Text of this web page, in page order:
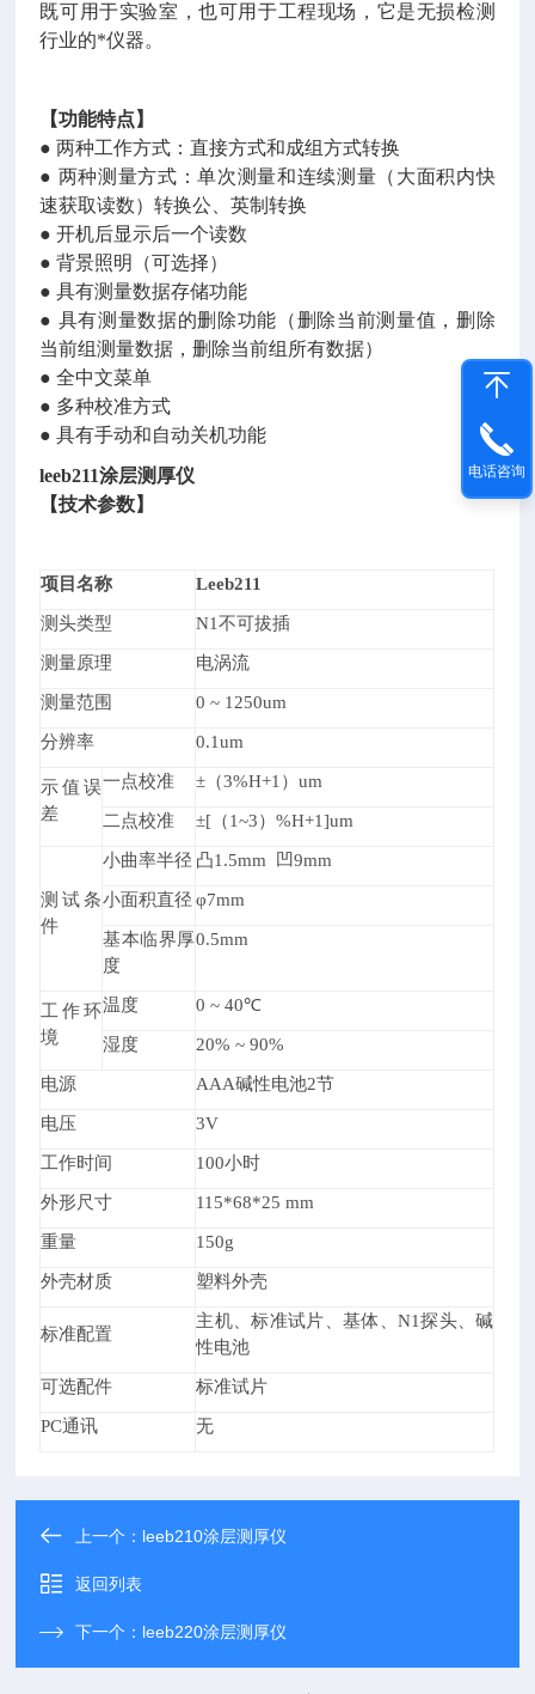
既可用于实验室，也可用于工程现场，它是无损检测
行业的*仪器。
【功能特点 】
●两种工作方式：直接方式和成组方式转换
● 两种测量方式：单次测量和连续测量（大面积内快
速获取读数）转换公、英制转换
● 开机后显示后一个读数
● 背景照明（可选择）
● 具有测量数据存储功能
● 具有测量数据的删除功能（删除当前测量值，删除
当前组测量数据，删除当前组所有数据）
● 全中文菜单
● 多种校准方式
● 具有手动和自动关机功能
leeb211涂层测厚仪
【技术参数】
项目名称 Leeb211
测头类型 N1不可拔插
测量原理 电涡流
测量范围 0~ 1250um
分辨率 0.1um
示值误
差
一点校准 ±（3%H+1）um
二点校准 ±[（1~3）%H+1]um
测试条
件
小曲率半径 凸1.5mm 凹9mm
小面积直径 φ7mm
基本临界厚
度
0.5mm
工作环
境
温度 0~ 40℃
湿度 20%~ 90%
电源 AAA碱性电池2节
电压 3V
工作时间 100小时
外形尺寸 115*68*25 mm
重量 150g
外壳材质 塑料外壳
标准配置
主机、标准试片、基体、N1探头、碱
性电池
可选配件 标准试片
PC通讯 无
上一个： leeb210涂层测厚仪
返回列表
下一个： leeb220涂层测厚仪
电话咨询